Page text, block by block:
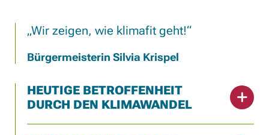
Wir zeigen, wie klimafit geht!
Bürgermeisterin Silvia Krispel
HEUTIGE BETROFFENHEIT
DURCH DEN KLIMAWANDEL